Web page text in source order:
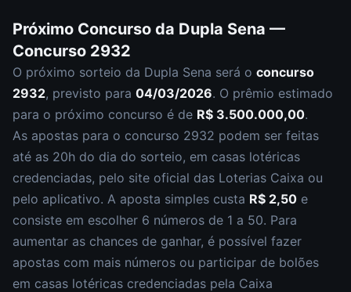
Próximo Concurso da Dupla Sena —
Concurso 2932
O próximo sorteio da Dupla Sena será o concurso
2932, previsto para 04/03/2026. O prêmio estimado
para o próximo concurso é de R$ 3.500.000,00.
As apostas para o concurso 2932 podem ser feitas
até as 20h do dia do sorteio, em casas lotéricas
credenciadas, pelo site oficial das Loterias Caixa ou
pelo aplicativo. A aposta simples custa R$ 2,50 e
consiste em escolher 6 números de 1 a 50. Para
aumentar as chances de ganhar, é possível fazer
apostas com mais números ou participar de bolões
em casas lotéricas credenciadas pela Caixa